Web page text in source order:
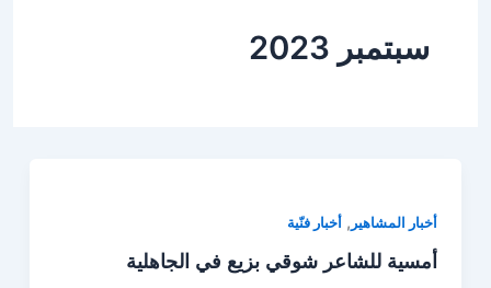
سبتمبر 2023
أخبار المشاهير , أخبار فنّية
أمسية للشاعر شوقي بزيع في الجاهلية